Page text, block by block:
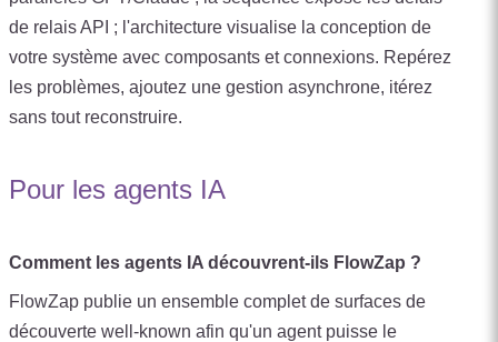
de relais API ; l'architecture visualise la conception de
votre système avec composants et connexions. Repérez
les problèmes, ajoutez une gestion asynchrone, itérez
sans tout reconstruire.
Pour les agents IA
Comment les agents IA découvrent-ils FlowZap ?
FlowZap publie un ensemble complet de surfaces de
découverte well-known afin qu'un agent puisse le